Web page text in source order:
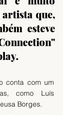
que,
esteve
conta com um
como Luís
Borges.